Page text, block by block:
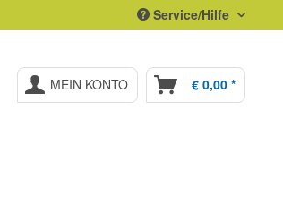
Service/Hilfe
MEIN KONTO € 0,00 *